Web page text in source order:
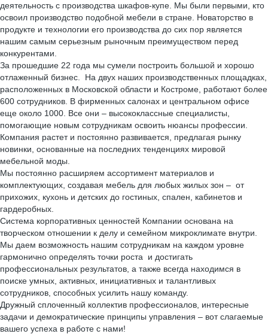
деятельность с производства шкафов-купе. Мы были первыми, кто
освоил производство подобной мебели в стране. Новаторство в
продукте и технологии его производства до сих пор является
нашим самым серьезным рыночным преимуществом перед
конкурентами.
За прошедшие 22 года мы сумели построить большой и хорошо
отлаженный бизнес. На двух наших производственных площадках,
расположенных в Московской области и Костроме, работают более
600 сотрудников. В фирменных салонах и центральном офисе
еще около 1000. Все они – высококлассные специалисты,
помогающие новым сотрудникам освоить нюансы профессии.
Компания растет и постоянно развивается, предлагая рынку
новинки, основанные на последних тенденциях мировой
мебельной моды.
Мы постоянно расширяем ассортимент материалов и
комплектующих, создавая мебель для любых жилых зон – от
прихожих, кухонь и детских до гостиных, спален, кабинетов и
гардеробных.
Система корпоративных ценностей Компании основана на
творческом отношении к делу и семейном микроклимате внутри.
Мы даем возможность нашим сотрудникам на каждом уровне
гармонично определять точки роста и достигать
профессиональных результатов, а также всегда находимся в
поиске умных, активных, инициативных и талантливых
сотрудников, способных усилить нашу команду.
Дружный сплоченный коллектив профессионалов, интересные
задачи и демократические принципы управления – вот слагаемые
вашего успеха в работе с нами!